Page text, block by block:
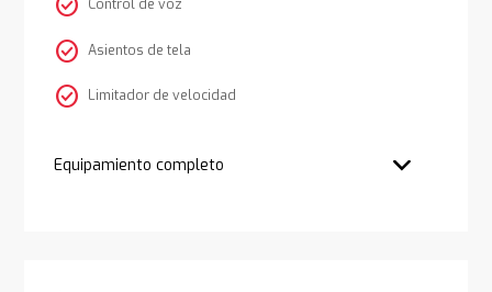
Control de voz
check_circle Asientos de tela
check_circle Limitador de velocidad
Equipamiento completo